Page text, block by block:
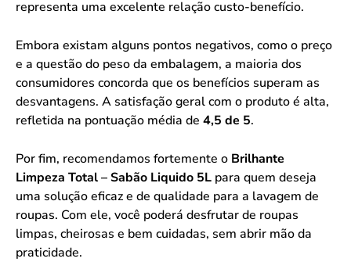
representa uma excelente relação custo-benefício.
Embora existam alguns pontos negativos, como o preço
e a questão do peso da embalagem, a maioria dos
consumidores concorda que os benefícios superam as
desvantagens. A satisfação geral com o produto é alta,
refletida na pontuação média de 4,5 de 5.
Por fim, recomendamos fortemente o Brilhante
Limpeza Total – Sabão Liquido 5L para quem deseja
uma solução eficaz e de qualidade para a lavagem de
roupas. Com ele, você poderá desfrutar de roupas
limpas, cheirosas e bem cuidadas, sem abrir mão da
praticidade.